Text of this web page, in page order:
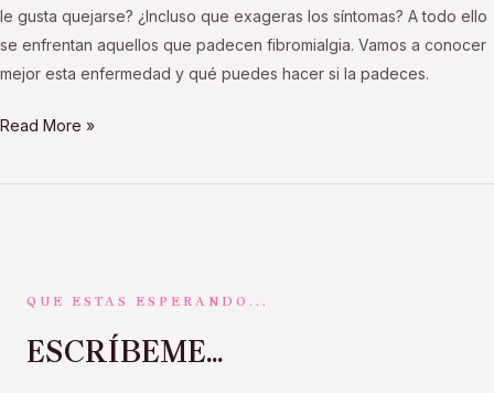
le gusta quejarse? ¿Incluso que exageras los síntomas? A todo ello
se enfrentan aquellos que padecen fibromialgia. Vamos a conocer
mejor esta enfermedad y qué puedes hacer si la padeces.
Read More »
QUE ESTAS ESPERANDO...
ESCRÍBEME...